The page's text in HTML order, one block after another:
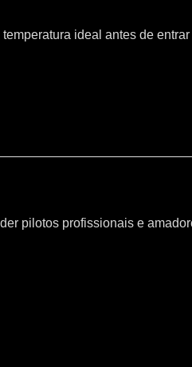
ideal antes de
pilotos profissionais e